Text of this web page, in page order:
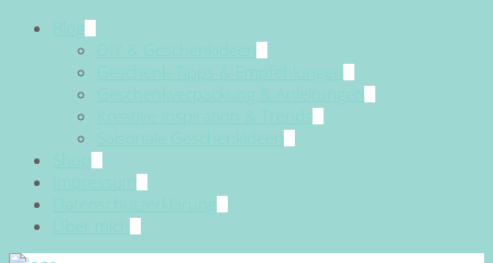
Blog
DIY & Geschenkideen
Geschenk-Tipps & Empfehlungen
Geschenkverpackung & Anleitungen
Kreative Inspiration & Trends
Saisonale Geschenkideen
Shop
Impressum
Datenschutzerklärung
Über mich